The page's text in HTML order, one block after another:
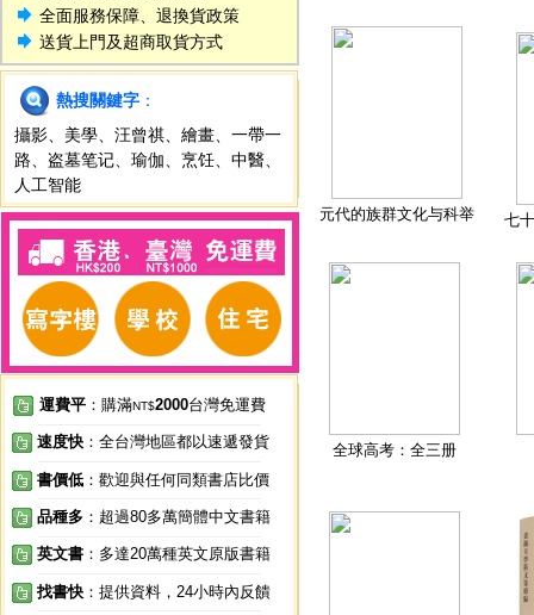
全面服務保障、退換貨政策
送貨上門及超商取貨方式
熱搜關鍵字 ：
攝影
美學 汪曾祺 繪畫
一帶一
路
盗墓笔记 瑜伽 烹饪 中醫
人工智能
運費平 ：購滿NT$2000台灣免運費
速度快 ：全台灣地區都以速遞發貨
書價低 ：歡迎與任何同類書店比價
品種多 ：超過80多萬簡體中文書籍
英文書 ：多達20萬種英文原版書籍
找書快 ：提供資料，24小時內反饋
元代的族群文化与科举 七
全球高考：全三册